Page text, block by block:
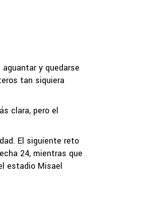
y quedarse
tan siquiera
clara, pero el
El siguiente reto
24, mientras que
estadio Misael